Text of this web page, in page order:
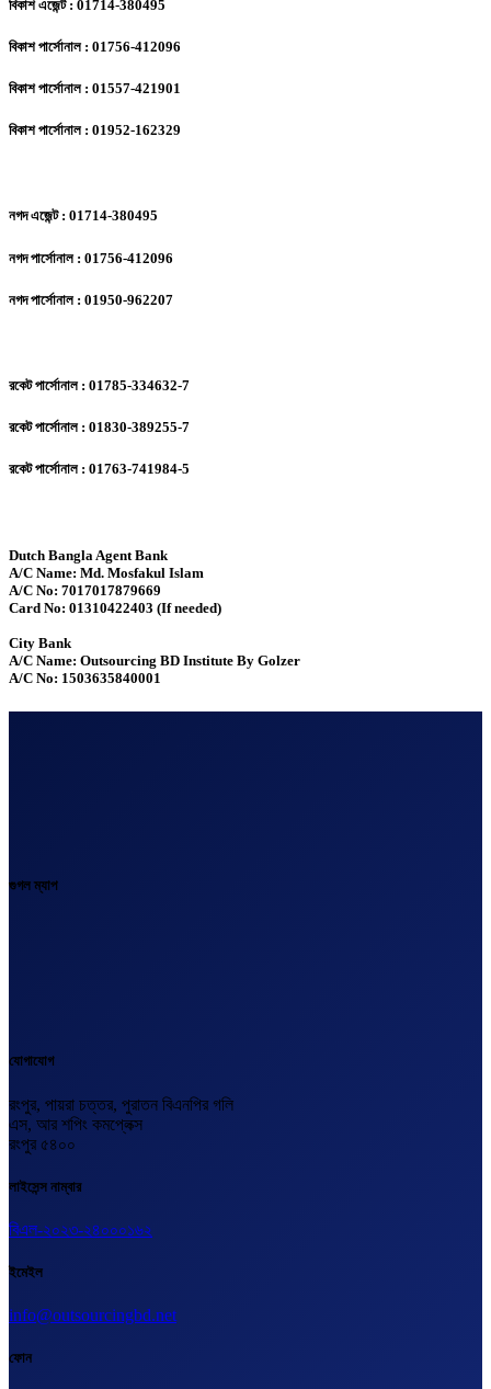
বিকাশ এজেন্ট : 01714-380495
বিকাশ পার্সোনাল : 01756-412096
বিকাশ পার্সোনাল : 01557-421901
বিকাশ পার্সোনাল : 01952-162329
নগদ এজেন্ট : 01714-380495
নগদ পার্সোনাল : 01756-412096
নগদ পার্সোনাল : 01950-962207
রকেট পার্সোনাল : 01785-334632-7
রকেট পার্সোনাল : 01830-389255-7
রকেট পার্সোনাল : 01763-741984-5
Dutch Bangla Agent Bank
A/C Name: Md. Mosfakul Islam
A/C No: 7017017879669
Card No: 01310422403 (If needed)
City Bank
A/C Name: Outsourcing BD Institute By Golzer
A/C No: 1503635840001
গুগল ম্যাপ
যোগাযোগ
রংপুর, পায়রা চত্তর, পুরাতন বিএনপির গলি
এস, আর শপিং কমপ্লেক্স
রংপুর ৫৪০০
লাইসেন্স নাম্বার
বিএল-২০২৩-২৪০০০১৬২
ইমেইল
info@outsourcingbd.net
ফোন